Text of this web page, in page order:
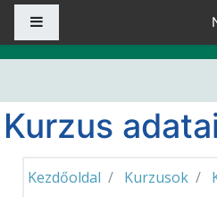
Tovább a fő tartalomhoz
Kurzus adatai
Kezdőoldal Kurzusok